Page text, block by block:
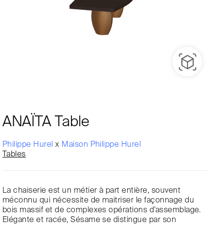
ANAÏTA Table
Philippe Hurelx Maison Philippe Hurel
Tables
La chaiserie est un métier à part entière, souvent
méconnu qui nécessite de maitriser le façonnage du
bois massif et de complexes opérations d’assemblage.
Elégante et racée, Sésame se distingue par son